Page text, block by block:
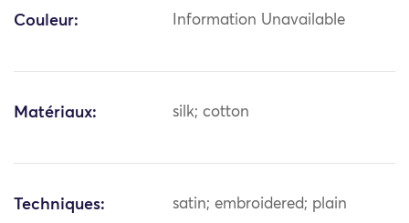
Couleur: Information Unavailable
Matériaux: silk; cotton
Techniques:
satin; embroidered; plain